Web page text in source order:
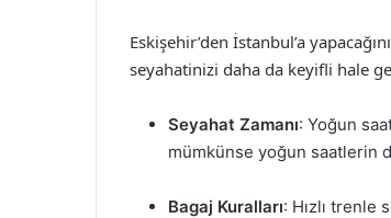
Eskişehir’den İstanbul’a
seyahatinizi daha da keyifli hale
Seyahat Zamanı: Yoğun
mümkünse yoğun saatlerin
Bagaj Kuralları: Hızlı trenle